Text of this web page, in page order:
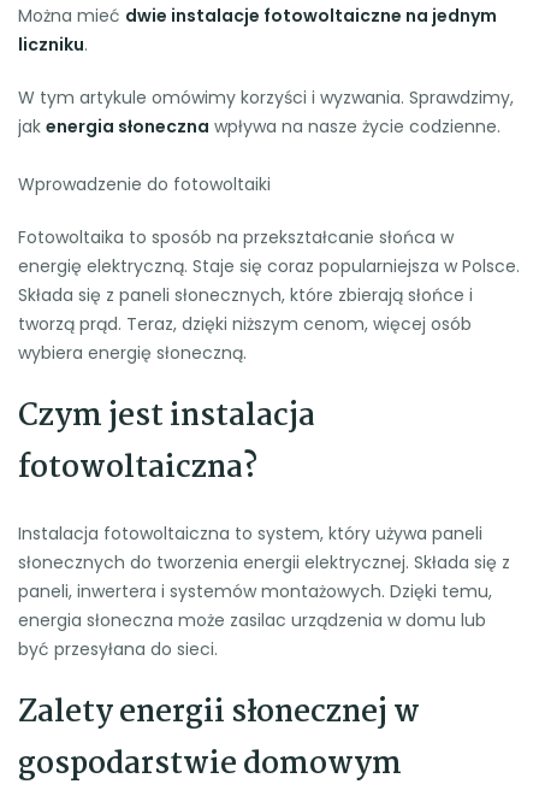
Można mieć dwie instalacje fotowoltaiczne na jednym
liczniku.
W tym artykule omówimy korzyści i wyzwania. Sprawdzimy,
jak energia słoneczna wpływa na nasze życie codzienne.
Wprowadzenie do fotowoltaiki
Fotowoltaika to sposób na przekształcanie słońca w
energię elektryczną. Staje się coraz popularniejsza w Polsce.
Składa się z paneli słonecznych, które zbierają słońce i
tworzą prąd. Teraz, dzięki niższym cenom, więcej osób
wybiera energię słoneczną.
Czym jest instalacja
fotowoltaiczna?
Instalacja fotowoltaiczna to system, który używa paneli
słonecznych do tworzenia energii elektrycznej. Składa się z
paneli, inwertera i systemów montażowych. Dzięki temu,
energia słoneczna może zasilac urządzenia w domu lub
być przesyłana do sieci.
Zalety energii słonecznej w
gospodarstwie domowym